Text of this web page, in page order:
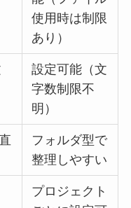
使用時は制限
あり）
設定可能（文
字数制限不
明）
フォルダ型で
整理しやすい
プロジェクト